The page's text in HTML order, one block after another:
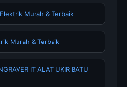
Murah & Terbaik
Murah & Terbaik
IT ALAT UKIR BATU